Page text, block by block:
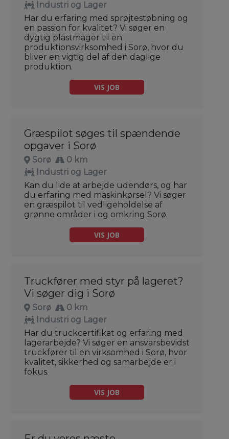
Industri og Lager
Har du erfaring med sprøjtestøbning og
en passion for kvalitet? Vi søger en
dygtig plastmager til en
produktionsvirksomhed i Sorø, hvor du
bliver en vigtig del af den daglige
produktion.
VIS JOB
Græspilot søges til spændende
opgaver i Sorø
Sorø
0 km
Industri og Lager
Kan du lide at arbejde udendørs, og har
du erfaring med maskinkørsel? Vi søger
en græspilot til vedligeholdelse af
grønne områder i og omkring Sorø.
VIS JOB
Truckfører med styr på lageret?
Vi søger dig i Sorø
Sorø
0 km
Industri og Lager
Har du truckcertifikat og erfaring med
lagerarbejde? Vi søger en ansvarsbevidst
truckfører til en virksomhed i Sorø, hvor
kvalitet, sikkerhed og samarbejde er i
fokus.
VIS JOB